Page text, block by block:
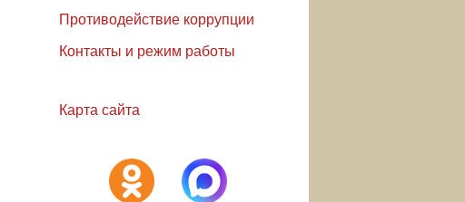
Противодействие коррупции
Контакты и режим работы
Карта сайта